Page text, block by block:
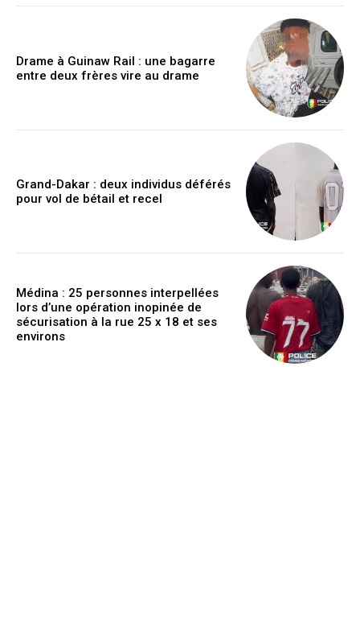
Drame à Guinaw Rail : une bagarre
entre deux frères vire au drame
Grand-Dakar : deux individus déférés
pour vol de bétail et recel
Médina : 25 personnes interpellées
lors d’une opération inopinée de
sécurisation à la rue 25 x 18 et ses
environs